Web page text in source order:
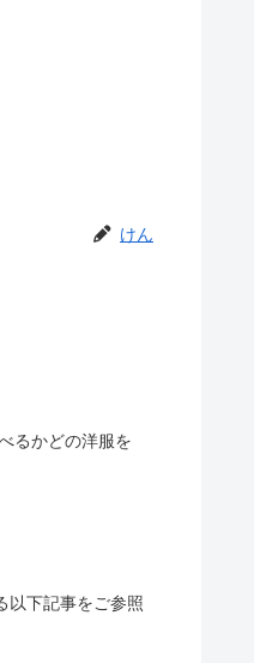
けん
るかどの洋服を
以下記事をご参照